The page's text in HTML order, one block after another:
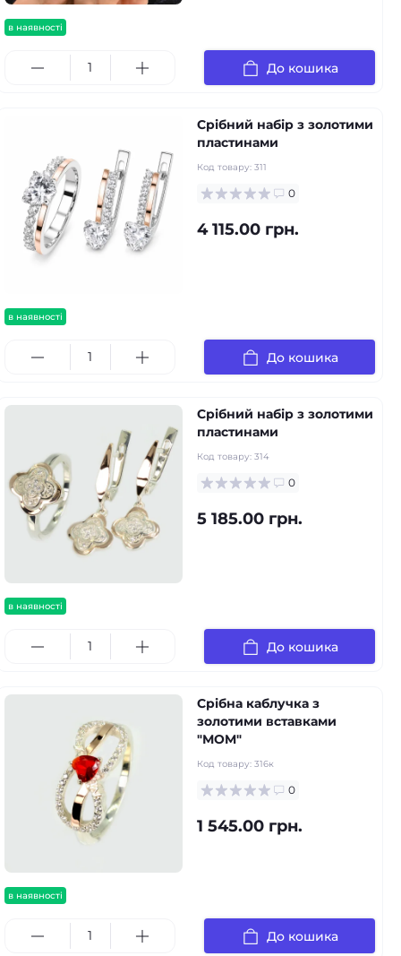
в наявності
До кошика
в наявності
Срібний набір з золотими
пластинами
Код товару: 311
0
4 115.00 грн.
До кошика
в наявності
Срібний набір з золотими
пластинами
Код товару: 314
0
5 185.00 грн.
До кошика
в наявності
Срібна каблучка з
золотими вставками
"МOM"
Код товару: 316к
0
1 545.00 грн.
До кошика